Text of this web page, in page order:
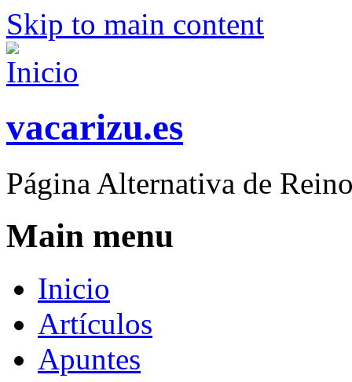
Skip to main content
vacarizu.es
Página Alternativa de
Main menu
Inicio
Artículos
Apuntes